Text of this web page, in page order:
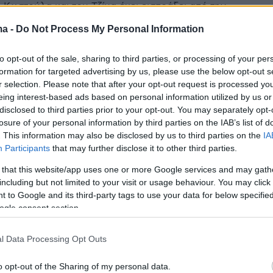
- Do Not Process My Personal Information
opt-out of the sale, sharing to third parties, or processing of your
for targeted advertising by us, please use the below opt-out
selection. Please note that after your opt-out request is processed
interest-based ads based on personal information utilized by us
to third parties prior to your opt-out. You may separately
of your personal information by third parties on the IAB’s list of
This information may also be disclosed by us to third parties on the
Participants that may further disclose it to other third parties.
that this website/app uses one or more Google services and may
but not limited to your visit or usage behaviour. You may
to Google and its third-party tags to use your data for below
consent section.
Data Processing Opt Outs
opt-out of the Sharing of my personal data.
και του Τζίμα έχει εισπράξει από την
μεταγραφές παικτών της
Η συγκινητική
της συντρόφου του για
γιο τους
Ροντρίγκεθ, σύντροφος του Ισπανού άσου της
για τις προκλήσεις που αντιμετωπίζει το ζευγάρι
«Married To The Game»
5
Κουκουρέγια αποκάλυψε ότι
την ίδια ταινία… δύο φορές